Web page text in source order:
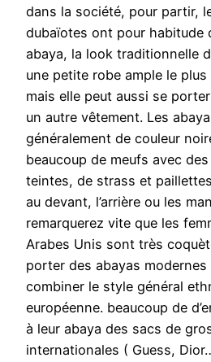
dans la société, pour partir,
dubaïotes ont pour habitude
abaya, la look traditionnelle
une petite robe ample le
mais elle peut aussi se
un autre vêtement. Les
généralement de couleur
beaucoup de meufs avec
teintes, de strass et
au devant, l’arrière ou les
remarquerez vite que les
Arabes Unis sont très
porter des abayas
combiner le style général
européenne. beaucoup de
à leur abaya des sacs de
internationales ( Guess,